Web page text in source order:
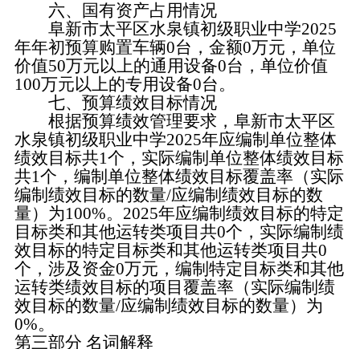
六、国有资产占用情况
阜新市太平区水泉镇初级职业中学2025
年年初预算购置车辆0台，金额0万元，单位
价值50万元以上的通用设备0台，单位价值
100万元以上的专用设备0台。
七、预算绩效目标情况
根据预算绩效管理要求，阜新市太平区
水泉镇初级职业中学2025年应编制单位整体
绩效目标共1个，实际编制单位整体绩效目标
共1个，编制单位整体绩效目标覆盖率（实际
编制绩效目标的数量/应编制绩效目标的数
量）为100%。2025年应编制绩效目标的特定
目标类和其他运转类项目共0个，实际编制绩
效目标的特定目标类和其他运转类项目共0
个，涉及资金0万元，编制特定目标类和其他
运转类绩效目标的项目覆盖率（实际编制绩
效目标的数量/应编制绩效目标的数量）为
0%。
第三部分 名词解释